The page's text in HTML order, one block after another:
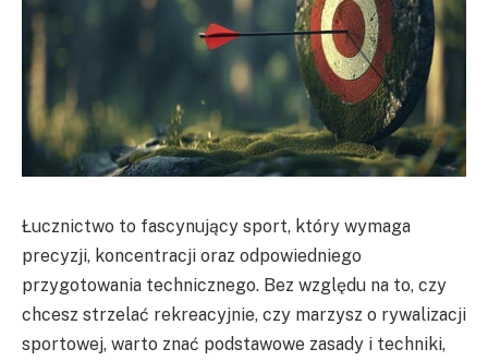
Łucznictwo to fascynujący sport, który wymaga
precyzji, koncentracji oraz odpowiedniego
przygotowania technicznego. Bez względu na to, czy
chcesz strzelać rekreacyjnie, czy marzysz o rywalizacji
sportowej, warto znać podstawowe zasady i techniki,